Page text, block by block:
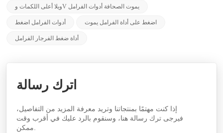
ويلا أعلى اللكمات وV يموت الصحافة أدوات الفرامل
أدوات الفرامل اضغط اضغط على أداة الفرامل يموت
أداة ضغط الفرجار الفرامل
اترك رسالة
إذا كنت مهتمًا بمنتجاتنا وتريد معرفة المزيد من التفاصيل،
فيرجى ترك رسالة هنا، وسنقوم بالرد عليك في أقرب وقت